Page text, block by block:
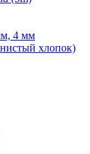
4 мм
хлопок)